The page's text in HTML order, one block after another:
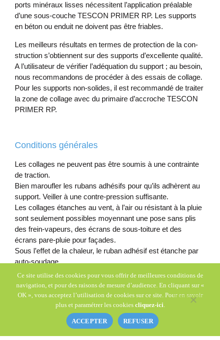
ports minéraux lisses né­ces­sit­ent l’ap­plic­a­tion préal­able
d’une sous-couche TESCON PRIMER RP. Les sup­ports
en béton ou en­duit ne doivent pas être fri­ables.
Les meil­leurs ré­sultats en ter­mes de pro­tec­tion de la con­
struc­tion s’ob­tiennent sur des sup­ports d’ex­cel­lente qual­ité.
A l’util­isateur de véri­fi­er l’adéqua­tion du sup­port ; au be­soin,
nous re­com­mandons de procéder à des es­sais de col­lage.
Pour les sup­ports non-solides, il est re­com­mandé de traiter
la zone de col­lage avec du primaire d’ac­croche TESCON
PRIMER RP.
Conditions générales
Les collages ne peuvent pas être soumis à une contrainte
de traction.
Bien maroufler les rubans adhésifs pour qu’ils adhèrent au
support. Veiller à une contre-pression suffisante.
Les collages étanches au vent, à l’air ou résistant à la pluie
sont seulement possibles moyennant une pose sans plis
des frein-vapeurs, des écrans de sous-toiture et des
écrans pare-pluie pour façades.
Sous l’effet de la chaleur, le ruban adhésif est étanche par
auto-soudage.
Ce site utilise des cookies pour vous offrir de meilleures conditions de
navigation, et pour des raisons de mesure d’audience. En cliquant sur «
OK », vous acceptez l’utilisation de cookies sur ce site. Pour en savoir
plus et paramétrer les cookies cliquez-ici.
ACCEPTER REFUSER